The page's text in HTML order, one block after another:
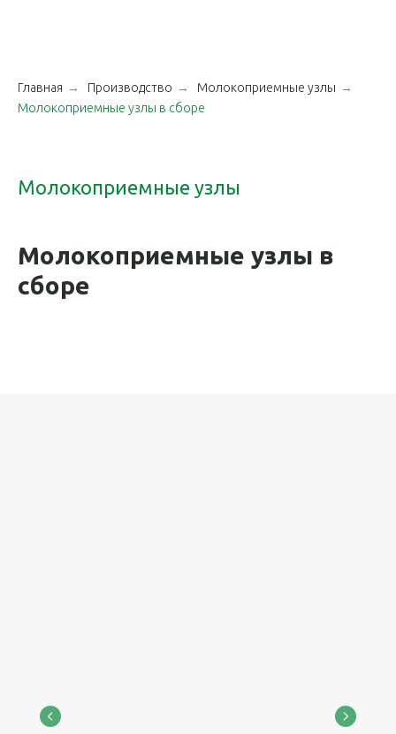
Главная → Производство → Молокоприемные узлы →
Молокоприемные узлы в сборе
Молокоприемные узлы
Молокоприемные узлы в
сборе